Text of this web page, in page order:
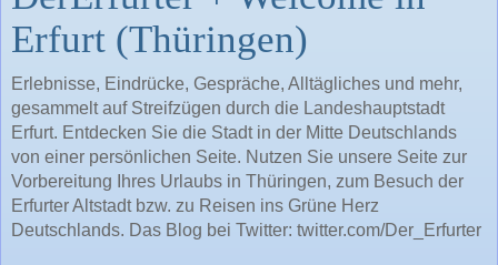
Erfurt (Thüringen)
Erlebnisse, Eindrücke, Gespräche, Alltägliches und mehr,
gesammelt auf Streifzügen durch die Landeshauptstadt
Erfurt. Entdecken Sie die Stadt in der Mitte Deutschlands
von einer persönlichen Seite. Nutzen Sie unsere Seite zur
Vorbereitung Ihres Urlaubs in Thüringen, zum Besuch der
Erfurter Altstadt bzw. zu Reisen ins Grüne Herz
Deutschlands. Das Blog bei Twitter: twitter.com/Der_Erfurter